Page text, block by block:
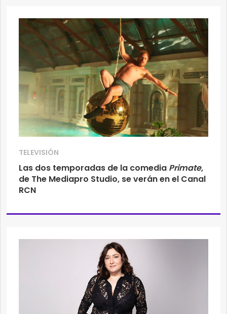
TELEVISIÓN
Las dos temporadas de la comedia Primate,
de The Mediapro Studio, se verán en el Canal
RCN